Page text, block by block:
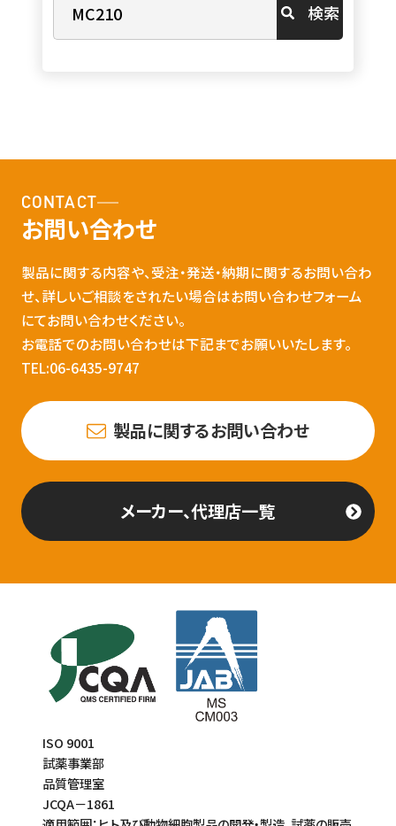
検索
CONTACT
お問い合わせ
製品に関する内容や、受注・発送・納期に関するお問い合わ
せ、詳しいご相談をされたい場合はお問い合わせフォーム
にてお問い合わせください。
お電話でのお問い合わせは下記までお願いいたします。
TEL:06-6435-9747
製品に関するお問い合わせ
メーカー、代理店一覧
ISO 9001
試薬事業部
品質管理室
JCQA－1861